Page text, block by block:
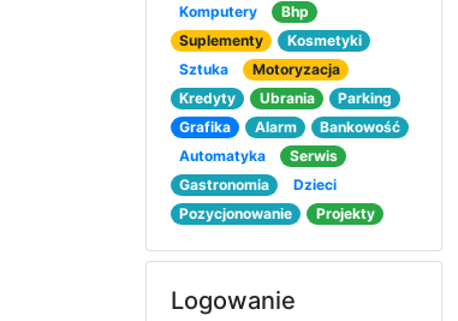
Komputery
Bhp
Suplementy
Kosmetyki
Sztuka
Motoryzacja
Kredyty
Ubrania
Parking
Grafika
Alarm
Bankowość
Automatyka
Serwis
Gastronomia
Dzieci
Pozycjonowanie
Projekty
Logowanie